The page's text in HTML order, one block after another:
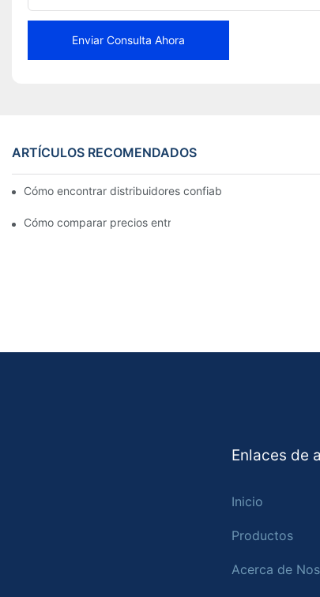
Enviar Consulta Ahora
ARTÍCULOS RECOMENDADOS
Cómo encontrar distribuidores confiables de pastillas de
Cómo comparar precios entre distribuidores de pastillas
Enlaces de
Inicio
Productos
Acerca de